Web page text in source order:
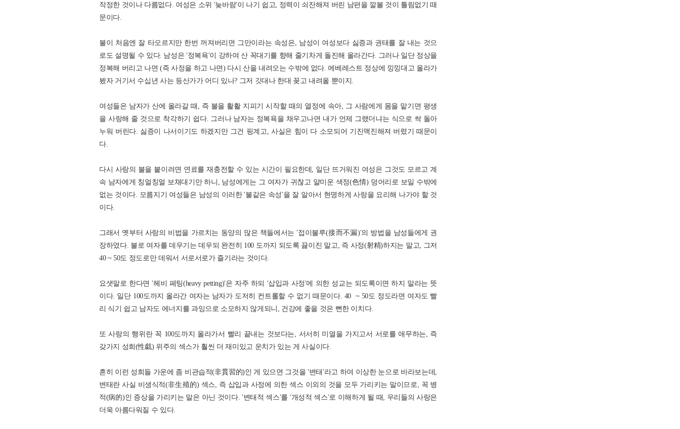
작정한 것이나 다름없다. 여성은 소위 '늦바람'이 나기 쉽고, 정력이 쇠잔해져 버린 남편을 깔볼 것이 틀림없기 때
문이다.
불이 처음엔 잘 타오르지만 한번 꺼져버리면 그만이라는 속성은, 남성이 여성보다 싫증과 권태를 잘 내는 것으
로도 설명될 수 있다. 남성은 '정복욕'이 강하여 산 꼭대기를 향해 줄기차게 돌진해 올라간다. 그러나 일단 정상을
정복해 버리고 나면 (즉 사정을 하고 나면) 다시 산을 내려오는 수밖에 없다. 에베레스트 정상에 낑낑대고 올라가
봤자 거기서 수십년 사는 등산가가 어디 있나? 그저 깃대나 한대 꽂고 내려올 뿐이지.
여성들은 남자가 산에 올라갈 때, 즉 불을 활활 지피기 시작할 때의 열정에 속아, 그 사람에게 몸을 맡기면 평생
을 사랑해 줄 것으로 착각하기 쉽다. 그러나 남자는 정복욕을 채우고나면 내가 언제 그랬더냐는 식으로 싹 돌아
누워 버린다. 싫증이 나서이기도 하겠지만 그건 핑계고, 사실은 힘이 다 소모되어 기진맥진해져 버렸기 때문이
다.
다시 사랑의 불을 붙이려면 연료를 재충전할 수 있는 시간이 필요한데, 일단 뜨거워진 여성은 그것도 모르고 계
속 남자에게 칭얼칭얼 보채대기만 하니, 남성에게는 그 여자가 귀찮고 얄미운 색정(色情) 덩어리로 보일 수밖에
없는 것이다. 모름지기 여성들은 남성의 이러한 '불같은 속성'을 잘 알아서 현명하게 사랑을 요리해 나가야 할 것
이다.
그래서 옛부터 사랑의 비법을 가르치는 동양의 많은 책들에서는 '접이불루(接而不漏)'의 방법을 남성들에게 권
장하였다. 불로 여자를 데우기는 데우되 완전히 100 도까지 되도록 끓이진 말고, 즉 사정(射精)하지는 말고, 그저
40 ~ 50도 정도로만 데워서 서로서로가 즐기라는 것이다.
요샛말로 한다면 '헤비 페팅(heavy petting)'은 자주 하되 '삽입과 사정'에 의한 성교는 되도록이면 하지 말라는 뜻
이다. 일단 100도까지 올라간 여자는 남자가 도저히 컨트롤할 수 없기 때문이다. 40 ~ 50도 정도라면 여자도 빨
리 식기 쉽고 남자도 에너지를 과잉으로 소모하지 않게되니, 건강에 좋을 것은 뻔한 이치다.
또 사랑의 행위란 꼭 100도까지 올라가서 빨리 끝내는 것보다는, 서서히 미열을 가지고서 서로를 애무하는, 즉
갖가지 성희(性戱) 위주의 섹스가 훨씬 더 재미있고 운치가 있는 게 사실이다.
흔히 이런 성희들 가운에 좀 비관습적(非貫習的)인 게 있으면 그것을 '변태'라고 하여 이상한 눈으로 바라보는데,
변태란 사실 비생식적(非生殖的) 섹스, 즉 삽입과 사정에 의한 섹스 이외의 것을 모두 가리키는 말이므로, 꼭 병
적(病的)인 증상을 가리키는 말은 아닌 것이다. '변태적 섹스'를 '개성적 섹스'로 이해하게 될 때, 우리들의 사랑은
더욱 아름다워질 수 있다.